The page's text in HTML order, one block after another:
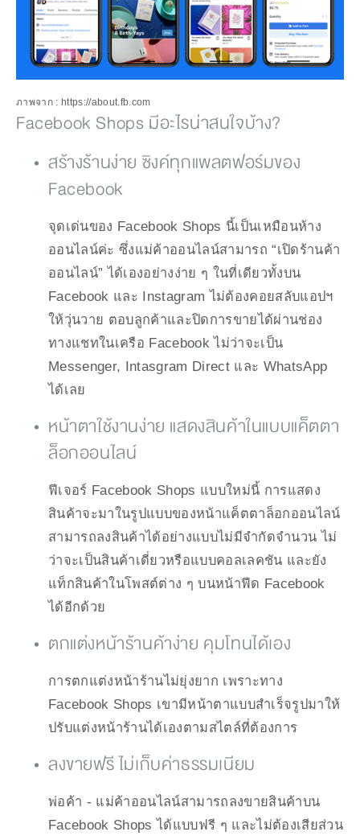
ภาพจาก : https://about.fb.com
Facebook Shops มีอะไรน่าสนใจบ้าง?
สร้างร้านง่าย ซิงค์ทุกแพลตฟอร์มของ
Facebook
จุดเด่นของ Facebook Shops นี้เป็นเหมือนห้าง
ออนไลน์ค่ะ ซึ่งแม่ค้าออนไลน์สามารถ “เปิดร้านค้า
ออนไลน์” ได้เองอย่างง่าย ๆ ในที่เดียวทั้งบน
Facebook และ Instagram ไม่ต้องคอยสลับแอปฯ
ให้วุ่นวาย ตอบลูกค้าและปิดการขายได้ผ่านช่อง
ทางแชทในเครือ Facebook ไม่ว่าจะเป็น
Messenger, Intasgram Direct และ WhatsApp
ได้เลย
หน้าตาใช้งานง่าย แสดงสินค้าในแบบแค็ตตา
ล็อกออนไลน์
ฟีเจอร์ Facebook Shops แบบใหม่นี้ การแสดง
สินค้าจะมาในรูปแบบของหน้าแค็ตตาล็อกออนไลน์
สามารถลงสินค้าได้อย่างแบบไม่มีจำกัดจำนวน ไม่
ว่าจะเป็นสินค้าเดี่ยวหรือแบบคอลเลคชัน และยัง
แท็กสินค้าในโพสต์ต่าง ๆ บนหน้าฟีด Facebook
ได้อีกด้วย
ตกแต่งหน้าร้านค้าง่าย คุมโทนได้เอง
การตกแต่งหน้าร้านไม่ยุ่งยาก เพราะทาง
Facebook Shops เขามีหน้าตาแบบสำเร็จรูปมาให้
ปรับแต่งหน้าร้านได้เองตามสไตล์ที่ต้องการ
ลงขายฟรี ไม่เก็บค่าธรรมเนียม
พ่อค้า - แม่ค้าออนไลน์สามารถลงขายสินค้าบน
Facebook Shops ได้แบบฟรี ๆ และไม่ต้องเสียส่วน